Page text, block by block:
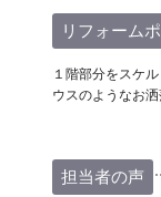
リフォーム
１階部分をスケ
ウスのようなお
担当者の声